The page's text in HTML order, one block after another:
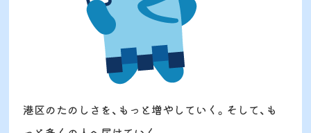
港区のたのしさを、もっと増やしていく。そして、も